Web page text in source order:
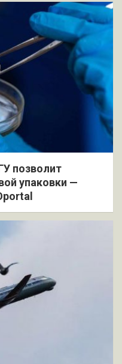
позволит
упаковки —